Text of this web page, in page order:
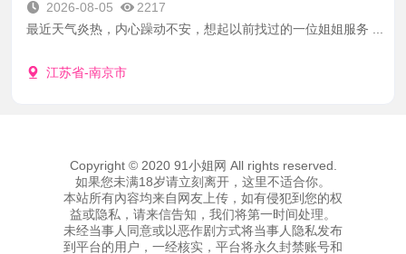
2026-08-05
2217
最近天气炎热，内心躁动不安，想起以前找过的一位姐姐服务 ...
江苏省-南京市
Copyright © 2020 91小姐网 All rights reserved.
如果您未满18岁请立刻离开，这里不适合你。
本站所有內容均来自网友上传，如有侵犯到您的权
益或隐私，请来信告知，我们将第一时间处理。
未经当事人同意或以恶作剧方式将当事人隐私发布
到平台的用户，一经核实，平台将永久封禁账号和